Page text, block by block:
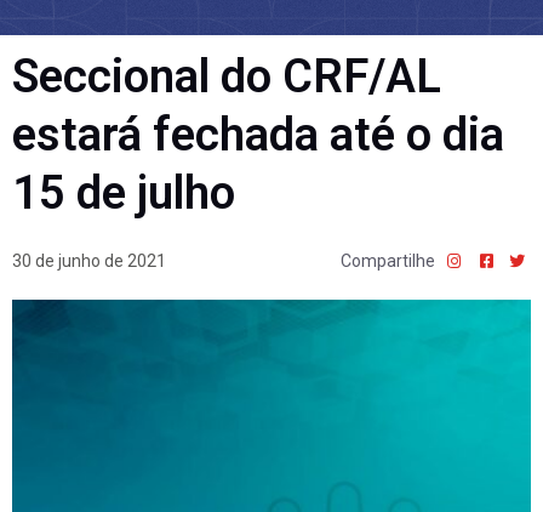
Seccional do CRF/AL
estará fechada até o dia
15 de julho
30 de junho de 2021 Compartilhe